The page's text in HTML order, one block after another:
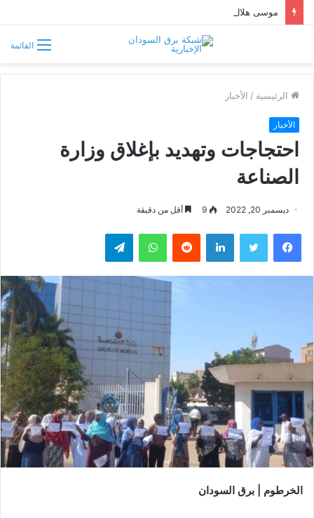
القائمة
الرئيسية / الأخبار
الأخبار
احتجاجات وتهديد بإغلاق وزارة
الصناعة
ديسمبر 20, 2022 9 أقل من دقيقة
فيسبوك تويتر لينكدإن واتساب تيلقرام
الخرطوم | برق السودان